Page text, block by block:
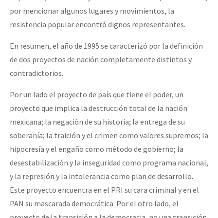
por mencionar algunos lugares y movimientos, la
resistencia popular encontró dignos representantes.
En resumen, el año de 1995 se caracterizó por la definición
de dos proyectos de nación completamente distintos y
contradictorios.
Por un lado el proyecto de país que tiene el poder, un
proyecto que implica la destrucción total de la nación
mexicana; la negación de su historia; la entrega de su
soberanía; la traición y el crimen como valores supremos; la
hipocresía y el engaño como método de gobierno; la
desestabilización y la inseguridad como programa nacional,
y la represión y la intolerancia como plan de desarrollo.
Este proyecto encuentra en el PRI su cara criminal y en el
PAN su mascarada democrática. Por el otro lado, el